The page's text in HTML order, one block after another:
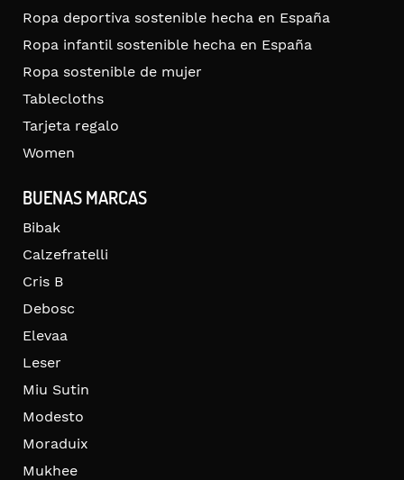
Ropa deportiva sostenible hecha en España
Ropa infantil sostenible hecha en España
Ropa sostenible de mujer
Tablecloths
Tarjeta regalo
Women
BUENAS MARCAS
Bibak
Calzefratelli
Cris B
Debosc
Elevaa
Leser
Miu Sutin
Modesto
Moraduix
Mukhee